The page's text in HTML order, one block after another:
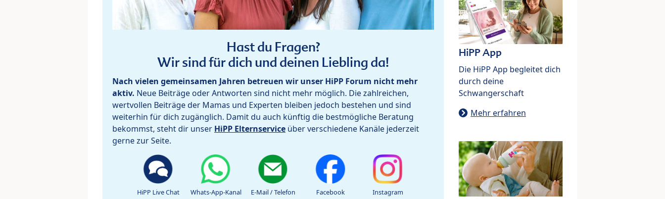
Hast du Fragen?
Wir sind für dich und deinen Liebling da!
Nach vielen gemeinsamen Jahren betreuen wir unser HiPP Forum nicht mehr
aktiv. Neue Beiträge oder Antworten sind nicht mehr möglich. Die zahlreichen,
wertvollen Beiträge der Mamas und Experten bleiben jedoch bestehen und sind
weiterhin für dich zugänglich. Damit du auch künftig die bestmögliche Beratung
bekommst, steht dir unser HiPP Elternservice über verschiedene Kanäle jederzeit
gerne zur Seite.
HiPP Live Chat Whats-App-Kanal E-Mail / Telefon Facebook Instagram
HiPP App
Die HiPP App begleitet dich
durch deine
Schwangerschaft
Mehr erfahren